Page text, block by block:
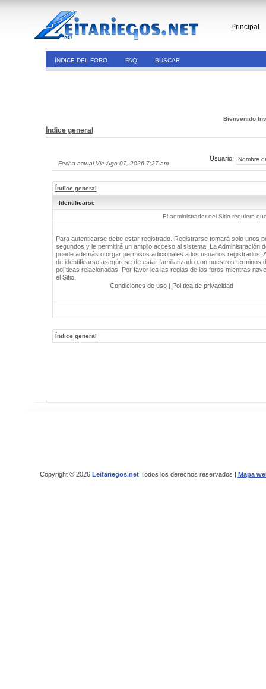
Principal
ÍNDICE DEL FORO FAQ BUSCAR
Bienvenido
Índice general
Fecha actual Vie Ago 07, 2026 7:27 am
Usuario:
Índice general
Identificarse
El administrador del Sitio requiere
Para autenticarse debe estar registrado. Registrarse tomará solo unos
segundos y le permitirá un amplio acceso al sistema. La Administración
puede además otorgar permisos adicionales a los usuarios registrados.
de identificarse asegúrese de estar familiarizado con nuestros términos
políticas relacionadas. Por favor lea las reglas de los foros mientras
el Sitio.
Condiciones de uso | Política de privacidad
Índice general
Copyright © 2026 Leitariegos.netTodos los derechos reservados | Mapa